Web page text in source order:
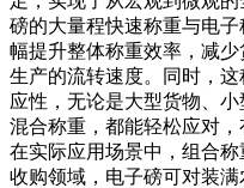
磅的大量程快速称重与电
幅提升整体称重效率，减
生产的流转速度。同时，
应性，无论是大型货物、
混合称重，都能轻松应对，
在实际应用场景中，组合
收购领域，电子磅可对装